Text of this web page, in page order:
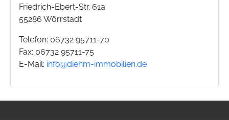
Friedrich-Ebert-Str. 61a
55286 Wörrstadt
Telefon: 06732 95711-70
Fax: 06732 95711-75
E-Mail: info@diehm-immobilien.de